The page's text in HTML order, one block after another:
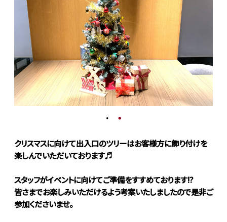
クリスマスに向けて出入口のツリーはお客様方に飾り付けを
楽しんでいただいております♬
スタッフがイベントに向けてご準備をすすめております!?
皆さまでお楽しみいただけるよう考案いたしましたので是非ご
参加くださいませ。